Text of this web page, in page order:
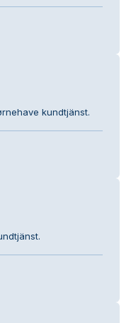
kundtjänst.